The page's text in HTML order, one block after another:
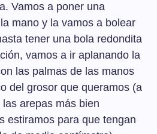
Vamos a poner una
mano y la vamos a bolear
tener una bola redondita
vamos a ir aplanando la
las palmas de las manos
del grosor que queramos (a
arepas más bien
estiramos para que tengan